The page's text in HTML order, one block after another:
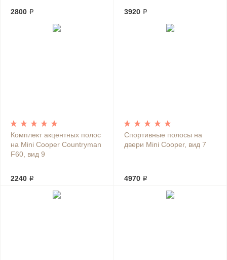
2800 ₽ 3920 ₽
Комплект акцентных полос
на Mini Cooper Countryman
F60, вид 9
2240 ₽
Спортивные полосы на
двери Mini Cooper, вид 7
4970 ₽